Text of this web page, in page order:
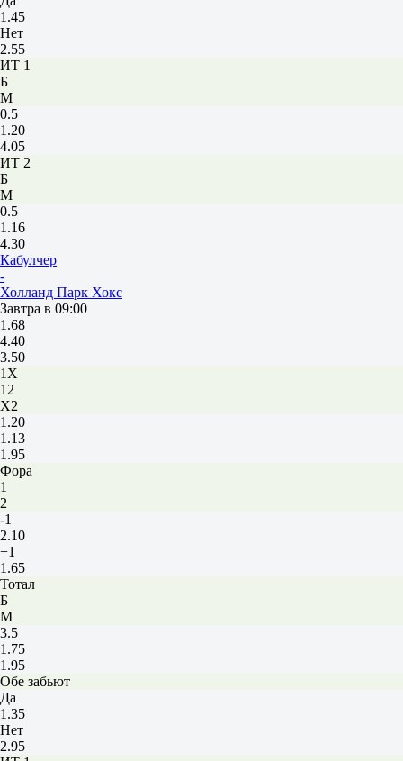
1.45
Нет
2.55
ИТ 1
Б
М
0.5
1.20
4.05
ИТ 2
Б
М
0.5
1.16
4.30
Кабулчер
-
Холланд Парк Хокс
Завтра в 09:00
1.68
4.40
3.50
1X
12
X2
1.20
1.13
1.95
Фора
1
2
-1
2.10
+1
1.65
Тотал
Б
М
3.5
1.75
1.95
Обе забьют
Да
1.35
Нет
2.95